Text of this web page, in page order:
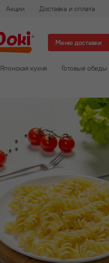
Акции Доставка и оплата
Меню доставки
Японская кухня Готовые обеды